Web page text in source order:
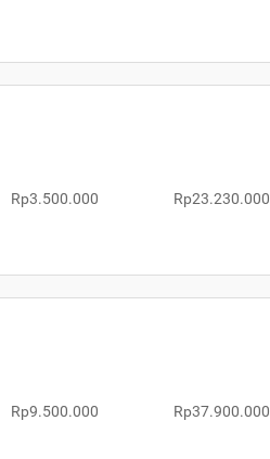
Rp3.500.000 Rp23.230.000
Rp9.500.000 Rp37.900.000